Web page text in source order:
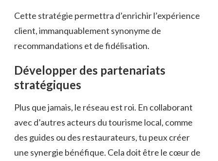
Cette stratégie permettra d’enrichir l’expérience
client, immanquablement synonyme de
recommandations et de fidélisation.
Développer des partenariats
stratégiques
Plus que jamais, le réseau est roi. En collaborant
avec d’autres acteurs du tourisme local, comme
des guides ou des restaurateurs, tu peux créer
une synergie bénéfique. Cela doit être le cœur de